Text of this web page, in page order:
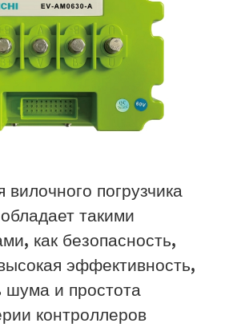
погрузчика
такими
как безопасность,
эффективность,
шума и простота
контроллеров